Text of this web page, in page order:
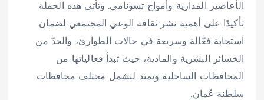
الأعاصير المدارية وأمواج تسونامي. وتأتي هذه الحملة
تأكيدًا على أهمية نشر ثقافة الوعي المجتمعي لضمان
استجابة فعّالة وسريعة في حالات الطوارئ، والحدّ من
الخسائر البشرية والمادية، حيث تبدأ فعالياتها من
المحافظات الساحلية وتمتد لتشمل مختلف محافظات
سلطنة عُمان.